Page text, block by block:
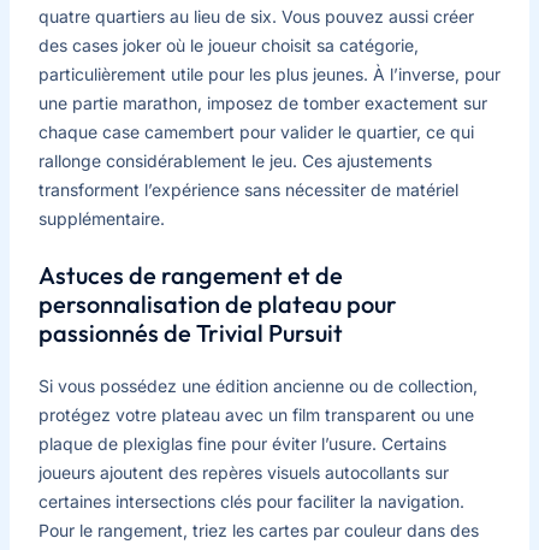
quatre quartiers au lieu de six. Vous pouvez aussi créer
des cases joker où le joueur choisit sa catégorie,
particulièrement utile pour les plus jeunes. À l’inverse, pour
une partie marathon, imposez de tomber exactement sur
chaque case camembert pour valider le quartier, ce qui
rallonge considérablement le jeu. Ces ajustements
transforment l’expérience sans nécessiter de matériel
supplémentaire.
Astuces de rangement et de
personnalisation de plateau pour
passionnés de Trivial Pursuit
Si vous possédez une édition ancienne ou de collection,
protégez votre plateau avec un film transparent ou une
plaque de plexiglas fine pour éviter l’usure. Certains
joueurs ajoutent des repères visuels autocollants sur
certaines intersections clés pour faciliter la navigation.
Pour le rangement, triez les cartes par couleur dans des